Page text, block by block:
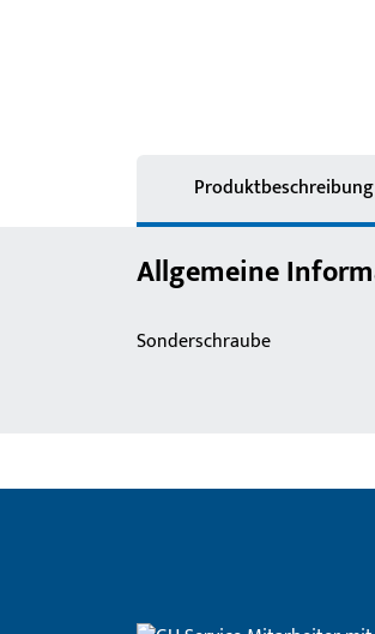
Produktbeschreibung
Allgemeine
Sonderschraube